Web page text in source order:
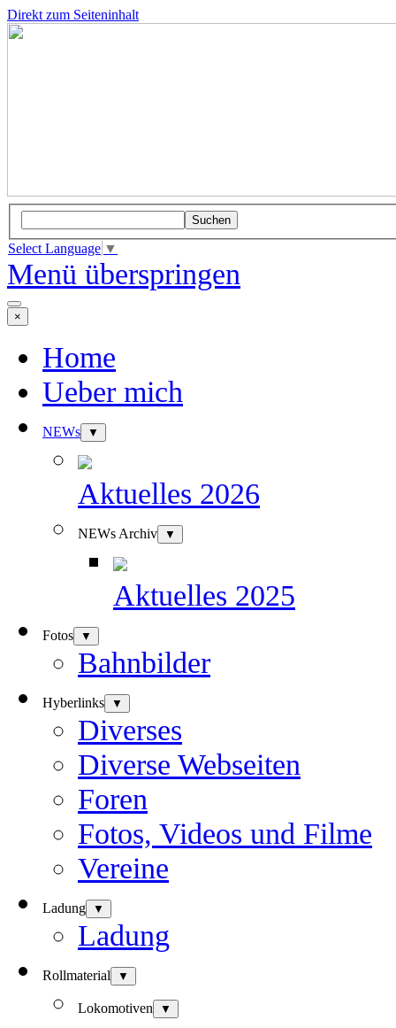
Direkt zum Seiteninhalt
Suchen
Select Language ▼
Menü überspringen
×
Home
Ueber mich
NEWs ▼
Aktuelles 2026
NEWs Archiv ▼
Aktuelles 2025
Fotos ▼
Bahnbilder
Hyberlinks ▼
Diverses
Diverse Webseiten
Foren
Fotos, Videos und Filme
Vereine
Ladung ▼
Ladung
Rollmaterial ▼
Lokomotiven ▼